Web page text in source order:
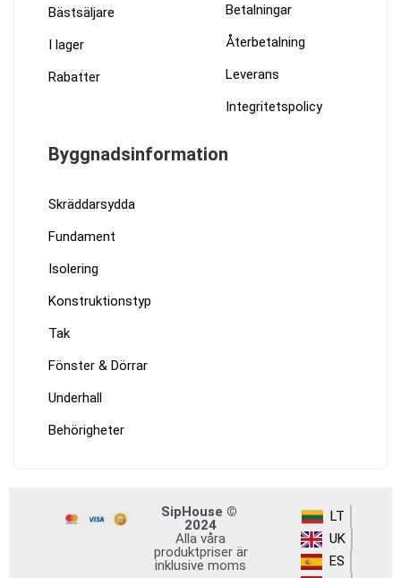
Bästsäljare
I lager
Rabatter
Betalningar
Återbetalning
Leverans
Integritetspolicy
Byggnadsinformation
Skräddarsydda
Fundament
Isolering
Konstruktionstyp
Tak
Fönster & Dörrar
Underhall
Behörigheter
SipHouse ©
2024
Alla våra
produktpriser är
inklusive moms
LT
UK
ES